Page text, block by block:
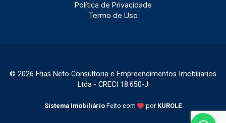
Política de Privacidade
Termo de Uso
© 2026 Frias Neto Consultoria e Empreendimentos Imobiliarios
Ltda - CRECI 18.650-J
Sistema Imobiliário Feito com por KUROLE